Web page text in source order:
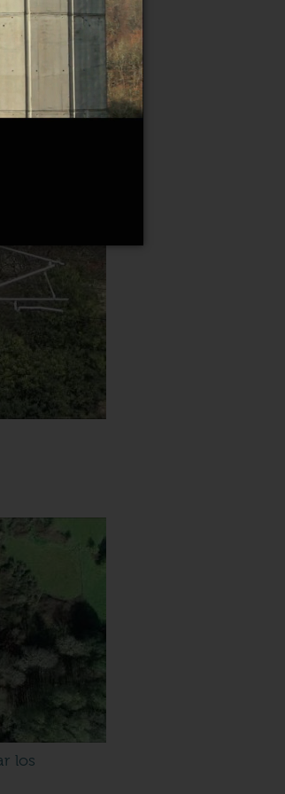
del túnel del
los